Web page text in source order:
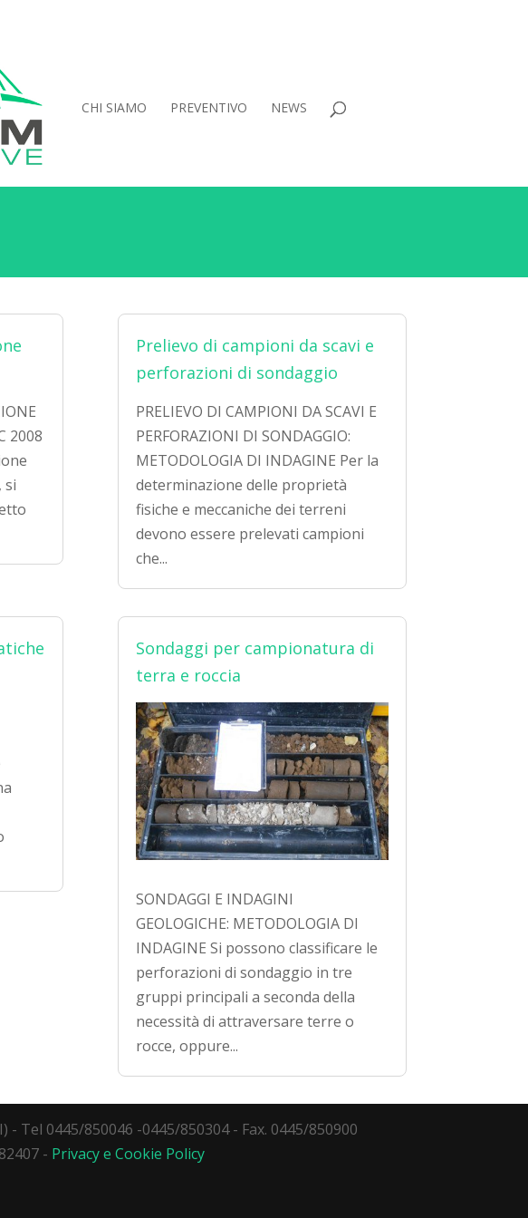
CHI SIAMO PREVENTIVO NEWS
2008
si
Prelievo di campioni da scavi e
perforazioni di sondaggio
PRELIEVO DI CAMPIONI DA SCAVI E
PERFORAZIONI DI SONDAGGIO:
METODOLOGIA DI INDAGINE Per la
determinazione delle proprietà
fisiche e meccaniche dei terreni
devono essere prelevati campioni
che...
Sondaggi per campionatura di
terra e roccia
SONDAGGI E INDAGINI
GEOLOGICHE: METODOLOGIA DI
INDAGINE Si possono classificare le
perforazioni di sondaggio in tre
gruppi principali a seconda della
necessità di attraversare terre o
rocce, oppure...
- Tel 0445/850046 -0445/850304 - Fax. 0445/850900
- Privacy e Cookie Policy